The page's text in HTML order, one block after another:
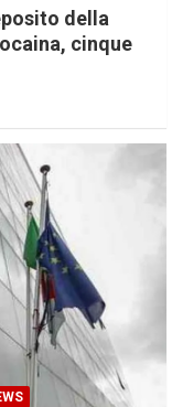
della
cinque